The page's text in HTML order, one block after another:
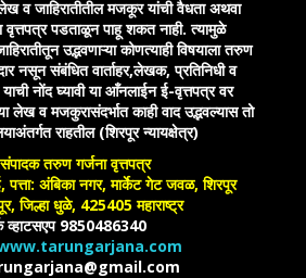
व जाहिरातीतील मजकूर यांची वैधता अथवा
वृत्तपत्र पडताळून पाहू शकत नाही. त्यामुळे
उद्भवणाऱ्या कोणत्याही विषयाला तरुण
नसून संबंधित वार्ताहर,लेखक, प्रतिनिधी व
नोंद घ्यावी या आँनलाईन ई-वृत्तपत्र वर
लेख व मजकुरासंदर्भात काही वाद उद्भवल्यास तो
राहतील (शिरपूर न्यायक्षेत्र)
तरुण गर्जना वृत्तपत्र
पत्ता: अंबिका नगर, मार्केट गेट जवळ, शिरपूर
जिल्हा धुळे, 425405 महाराष्ट्र
व्हाटसएप 9850486340